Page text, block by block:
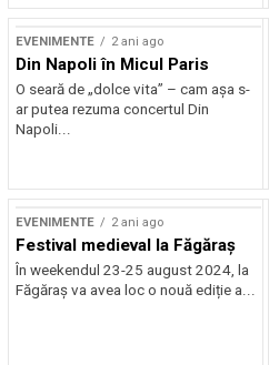
EVENIMENTE 2 ani ago
Din Napoli în Micul Paris
O seară de „dolce vita” – cam așa s-
ar putea rezuma concertul Din
Napoli...
EVENIMENTE 2 ani ago
Festival medieval la Făgăraș
În weekendul 23-25 august 2024, la
Făgăraș va avea loc o nouă ediție a...